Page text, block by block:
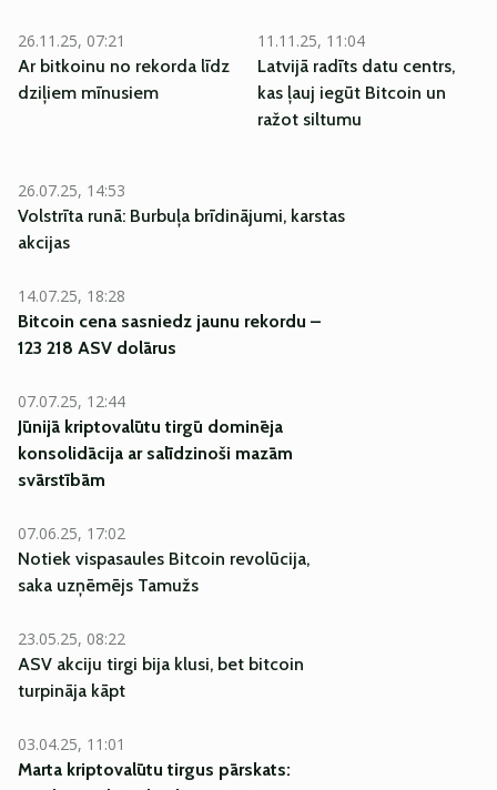
26.11.25, 07:21
Ar bitkoinu no rekorda līdz
dziļiem mīnusiem
11.11.25, 11:04
Latvijā radīts datu centrs,
kas ļauj iegūt Bitcoin un
ražot siltumu
26.07.25, 14:53
Volstrīta runā: Burbuļa brīdinājumi, karstas
akcijas
14.07.25, 18:28
Bitcoin cena sasniedz jaunu rekordu –
123 218 ASV dolārus
07.07.25, 12:44
Jūnijā kriptovalūtu tirgū dominēja
konsolidācija ar salīdzinoši mazām
svārstībām
07.06.25, 17:02
Notiek vispasaules Bitcoin revolūcija,
saka uzņēmējs Tamužs
23.05.25, 08:22
ASV akciju tirgi bija klusi, bet bitcoin
turpināja kāpt
03.04.25, 11:01
Marta kriptovalūtu tirgus pārskats: